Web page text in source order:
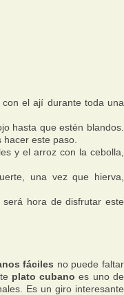
el ají durante toda una
hasta que estén blandos.
hacer este paso.
y el arroz con la cebolla,
una vez que hierva,
hora de disfrutar este
fáciles no puede faltar
plato cubano es uno de
Es un giro interesante